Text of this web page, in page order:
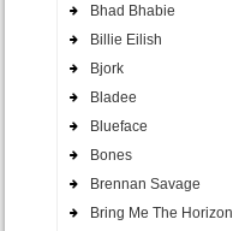
Bhad Bhabie
Billie Eilish
Bjork
Bladee
Blueface
Bones
Brennan Savage
Bring Me The Horizon